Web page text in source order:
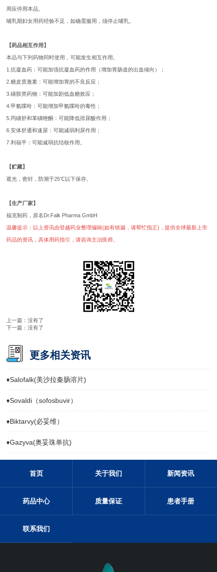
周应停用本品。
哺乳期妇女用药经验不足，如确需服用，须停止哺乳。
【药品相互作用】
本品与下列药物同时使用，可能发生相互作用。
1.抗凝血药：可能加强抗凝血药的作用（增加胃肠道的出血倾向）；
2.糖皮质激素：可能增加胃的不良反应；
3.磺胺类药物：可能加剧低血糖效应；
4.甲氨喋呤：可能增加甲氨喋呤的毒性；
5.丙磺舒和苯磺唑酮：可能降低排尿酸作用；
6.安体舒通和速尿：可能减弱利尿作用；
7.利福平：可能减弱抗结核作用。
【贮藏】
遮光，密封，防潮于25℃以下保存。
【生产厂家】
福克制药，原名Dr.Falk Pharma GmbH
温馨提示：以上资讯由登越药业整理编辑(如有错漏，请帮忙指正)，提供全球最新上市
药品的资讯，具体用药指引，请咨询主治医师。
上一篇：没有了
下一篇：没有了
更多相关资讯
♦Salofalk(美沙拉秦肠溶片)
♦Sovaldi（sofosbuvir）
♦Biktarvy(必妥维）
♦Gazyva(奥妥珠单抗)
首页 关于我们 新闻资讯
药品中心 质量保证 患者手册
联系我们